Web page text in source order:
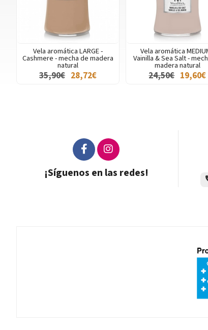
Vela aromática LARGE -
Cashmere - mecha de madera
natural
35,90€ 28,72€
Vela aromática
Vainilla & Sea Salt -
madera natural
24,50€ 19,60€
¡Síguenos en las redes!